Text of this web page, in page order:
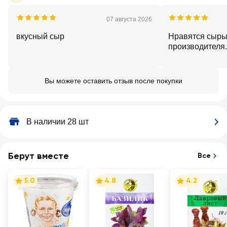
07 августа 2026
вкусный сыр
Нравятся сыры
производителя.
Вы можете оставить отзыв после покупки
В наличии 28 шт
Берут вместе Все
5.0 4.8 4.2